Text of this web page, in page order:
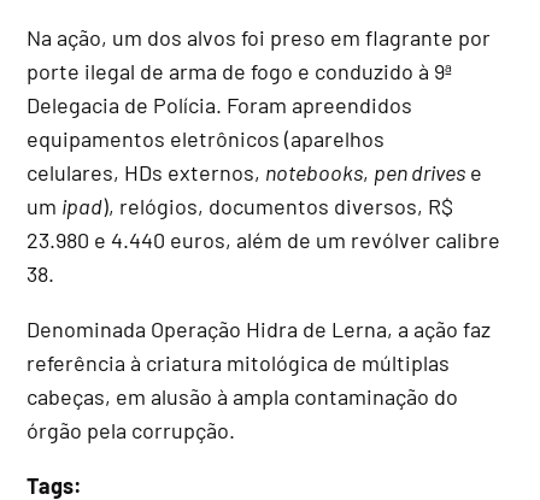
Na ação, um dos alvos foi preso em flagrante por
porte ilegal de arma de fogo e conduzido à 9ª
Delegacia de Polícia. Foram apreendidos
equipamentos eletrônicos (aparelhos
celulares, HDs externos, notebooks, pen drives e
um ipad), relógios, documentos diversos, R$
23.980 e 4.440 euros, além de um revólver calibre
38.
Denominada Operação Hidra de Lerna, a ação faz
referência à criatura mitológica de múltiplas
cabeças, em alusão à ampla contaminação do
órgão pela corrupção.
Tags: